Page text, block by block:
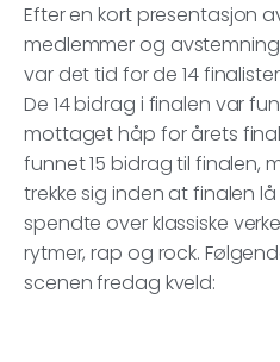
Efter en kort presentasjon
medlemmer og
var det tid for de 14
De 14 bidrag i finalen var
mottaget håp for årets
funnet 15 bidrag til finalen,
trekke sig inden at finalen
spendte over klassiske
rytmer, rap og rock.
scenen fredag kveld: